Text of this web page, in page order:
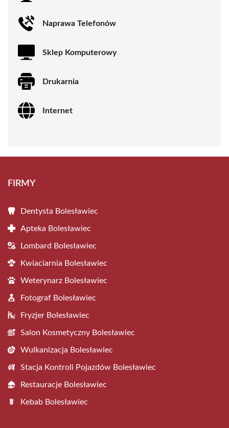
Naprawa Telefonów
Sklep Komputerowy
Drukarnia
Internet
FIRMY
Dentysta Bolesławiec
Apteka Bolesławiec
Lombard Bolesławiec
Kwiaciarnia Bolesławiec
Weterynarz Bolesławiec
Fotograf Bolesławiec
Fryzjer Bolesławiec
Salon Kosmetyczny Bolesławiec
Wulkanizacja Bolesławiec
Stacja Kontroli Pojazdów Bolesławiec
Restauracje Bolesławiec
Kebab Bolesławiec